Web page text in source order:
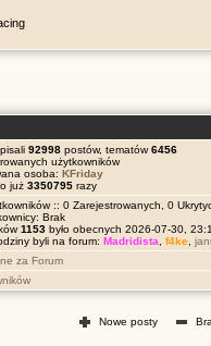
92998 postów, tematów6456
użytkowników
osoba: KFriday
już 3350795 razy
:: 0 Zarejestrowanych, 0
Brak
1153 było obecnych 2026-07-30,
byli na forum: Madridista f4ke
za Forum
Nowe posty